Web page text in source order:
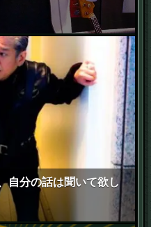
自分の話は聞いて欲し